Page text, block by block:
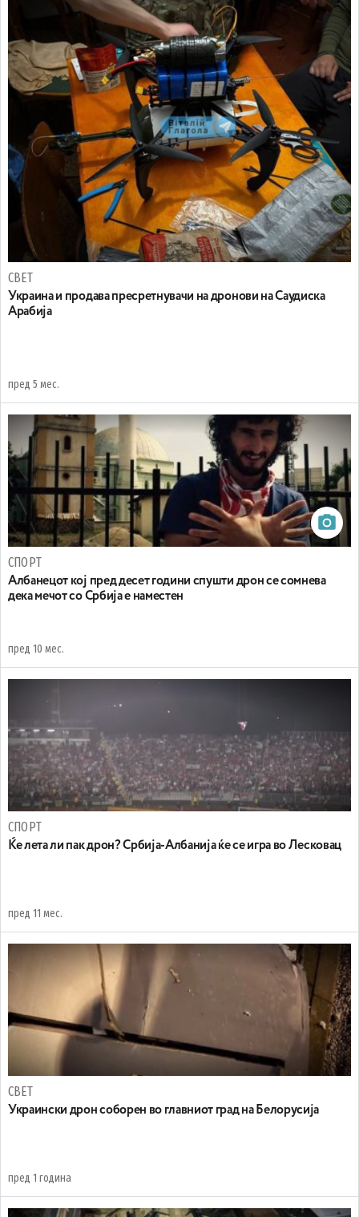
СВЕТ
Украина и продава пресретнувачи на дронови на Саудиска
Арабија
пред 5 мес.
СПОРТ
Албанецот кој пред десет години спушти дрон се сомнева
дека мечот со Србија е наместен
пред 10 мес.
СПОРТ
Ќе лета ли пак дрон? Србија-Албанија ќе се игра во Лесковац
пред 11 мес.
СВЕТ
Украински дрон соборен во главниот град на Белорусија
пред 1 година